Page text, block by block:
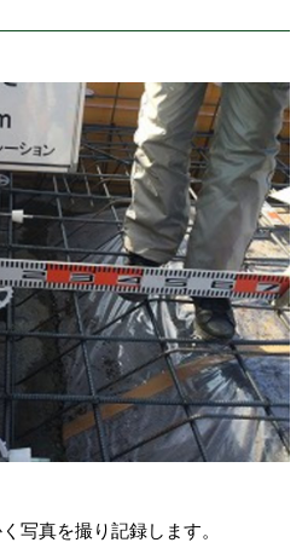
写真を撮り記録します。